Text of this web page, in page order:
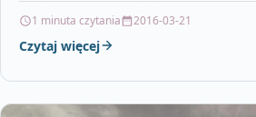
1 minuta czytania 2016-03-21
Czytaj więcej